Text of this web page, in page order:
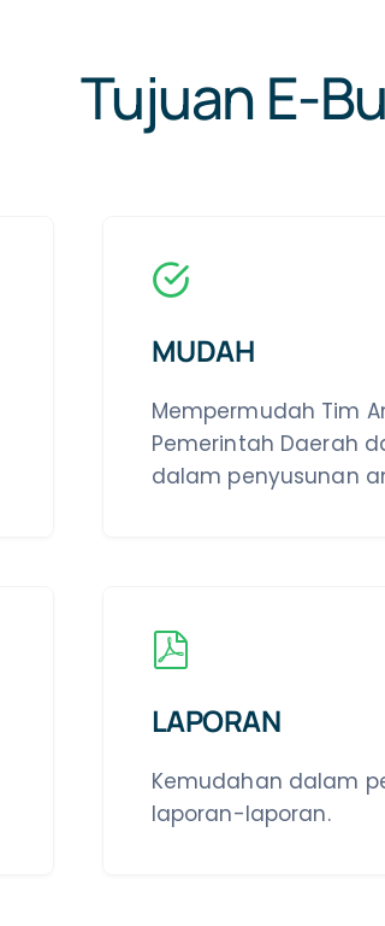
Tujuan E-
MUDAH
Mempermudah Tim
Pemerintah Daerah
dalam penyusunan
LAPORAN
Kemudahan dalam
laporan-laporan.